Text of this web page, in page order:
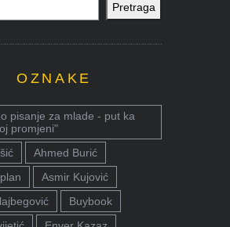
Pretraga
OZNAKE
pisanje za mlade - put ka
promjeni"
Ahmed Burić
Asmir Kujović
Buybook